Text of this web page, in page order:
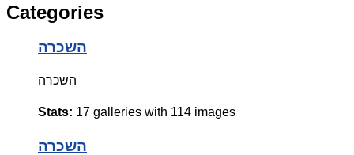
Categories
השכרה
השכרה
Stats: 17 galleries with 114 images
השכרה